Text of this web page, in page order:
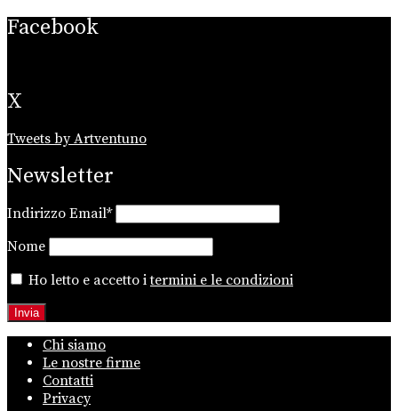
Facebook
X
Tweets by Artventuno
Newsletter
Indirizzo Email*
Nome
Ho letto e accetto itermini e le condizioni
Chi siamo
Le nostre firme
Contatti
Privacy